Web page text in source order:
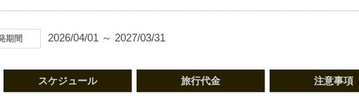
期間 2026/04/01 ～ 2027/03/31
スケジュール 旅行代金 注意事項